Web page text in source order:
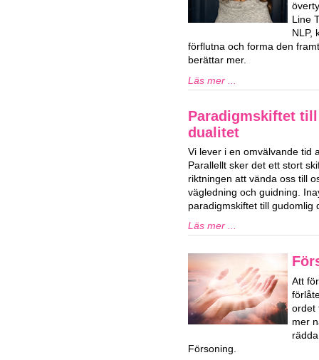
Line
NLP,
förflutna och forma den
berättar mer.
Läs mer ...
Paradigmskiftet
dualitet
Vi lever i en omvälvande tid
Parallellt sker det ett stort
riktningen att vända oss till
vägledning och guidning.
paradigmskiftet till gudomlig
Läs mer ...
Att
ordet
mer
Försoning.